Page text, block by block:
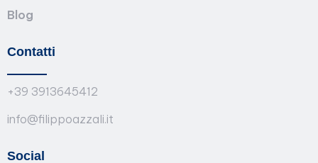
Blog
Contatti
+39 3913645412
info@filippoazzali.it
Social